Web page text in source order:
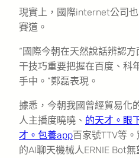
現實上，國際internet公司
賽道。
“國際今朝在天然說話辨認
干技巧重要把握在百度、科
手中。”鄭磊表現。
據悉，今朝我國曾經貿易化
人主播度曉曉、 的天才。眼
才。包養app百家號TTV等
的AI聊天機械人ERNIE Bot